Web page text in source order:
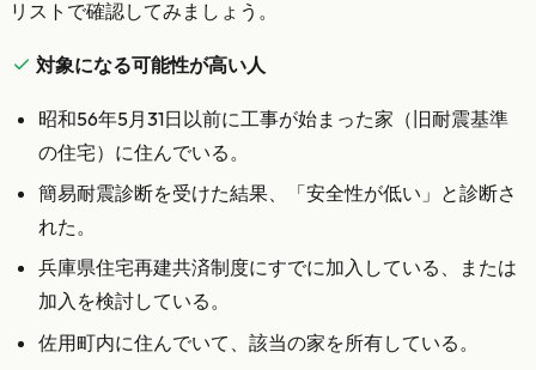
リストで確認してみましょう。
対象になる可能性が高い人
昭和56年5月31日以前に工事が始まった家（旧耐震基準
の住宅）に住んでいる。
簡易耐震診断を受けた結果、「安全性が低い」と診断さ
れた。
兵庫県住宅再建共済制度にすでに加入している、または
加入を検討している。
佐用町内に住んでいて、該当の家を所有している。